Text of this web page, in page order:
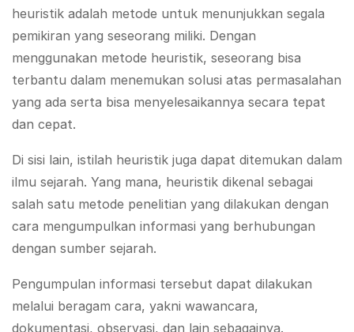
heuristik adalah metode untuk menunjukkan segala
pemikiran yang seseorang miliki. Dengan
menggunakan metode heuristik, seseorang bisa
terbantu dalam menemukan solusi atas permasalahan
yang ada serta bisa menyelesaikannya secara tepat
dan cepat.
Di sisi lain, istilah heuristik juga dapat ditemukan dalam
ilmu sejarah. Yang mana, heuristik dikenal sebagai
salah satu metode penelitian yang dilakukan dengan
cara mengumpulkan informasi yang berhubungan
dengan sumber sejarah.
Pengumpulan informasi tersebut dapat dilakukan
melalui beragam cara, yakni wawancara,
dokumentasi, observasi, dan lain sebagainya.